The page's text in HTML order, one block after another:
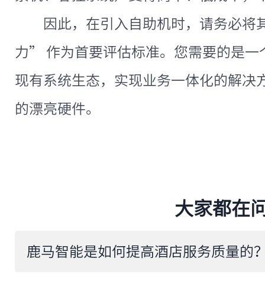
因此，在引入自助机时，请务必
力” 作为首要评估标准。您需要的是一
现有系统生态，实现业务一体化的解决
的漂亮硬件。
大家都在
鹿马智能是如何提高酒店服务质量的